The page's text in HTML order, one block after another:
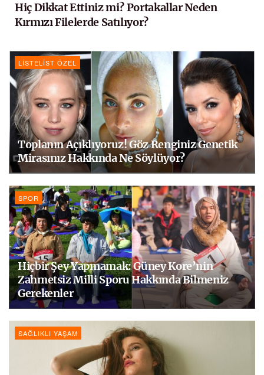
Hiç Dikkat Ettiniz mi? Portakallar Neden
Kırmızı Filelerde Satılıyor?
LISTELIST ÖZEL
Toplanın Açıklıyoruz! Göz Renginiz Genetik
Mirasınız Hakkında Ne Söylüyor?
SPOR
Hiçbir Şey Yapmamak: Güney Kore’nin
Zahmetsiz Milli Sporu Hakkında Bilmeniz
Gerekenler
SAĞLIKLI YAŞAM